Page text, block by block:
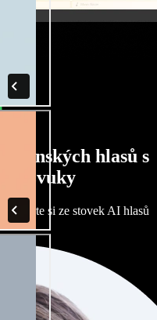
ženských hlasů s
přízvuky
Vyberte si ze stovek AI hlasů